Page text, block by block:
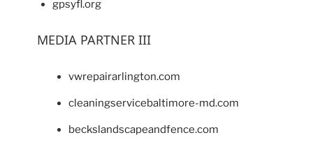
gpsyfl.org
MEDIA PARTNER III
vwrepairarlington.com
cleaningservicebaltimore-md.com
beckslandscapeandfence.com